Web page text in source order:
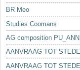
BR Meo
Studies Coomans
AG composition
AANVRAAG TOT
AANVRAAG TOT